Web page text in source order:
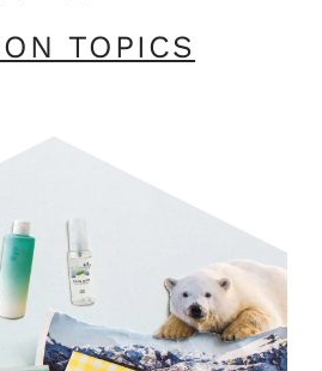
TOPICS